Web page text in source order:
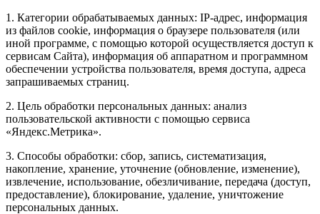
1. Категории обрабатываемых данных: IP-адрес, информация
из файлов cookie, информация о браузере пользователя (или
иной программе, с помощью которой осуществляется доступ к
сервисам Сайта), информация об аппаратном и программном
обеспечении устройства пользователя, время доступа, адреса
запрашиваемых страниц.
2. Цель обработки персональных данных: анализ
пользовательской активности с помощью сервиса
«Яндекс.Метрика».
3. Способы обработки: сбор, запись, систематизация,
накопление, хранение, уточнение (обновление, изменение),
извлечение, использование, обезличивание, передача (доступ,
предоставление), блокирование, удаление, уничтожение
персональных данных.